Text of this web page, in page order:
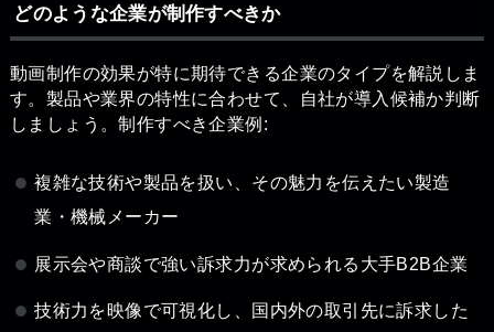
どのような企業が制作すべきか
動画制作の効果が特に期待できる企業のタイプを解説しま
す。製品や業界の特性に合わせて、自社が導入候補か判断
しましょう。制作すべき企業例:
複雑な技術や製品を扱い、その魅力を伝えたい製造
業・機械メーカー
展示会や商談で強い訴求力が求められる大手B2B企業
技術力を映像で可視化し、国内外の取引先に訴求した